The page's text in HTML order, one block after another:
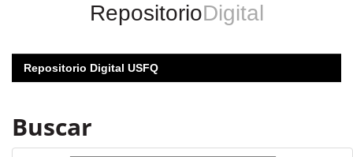
RepositorioDigital
Repositorio Digital USFQ
Buscar